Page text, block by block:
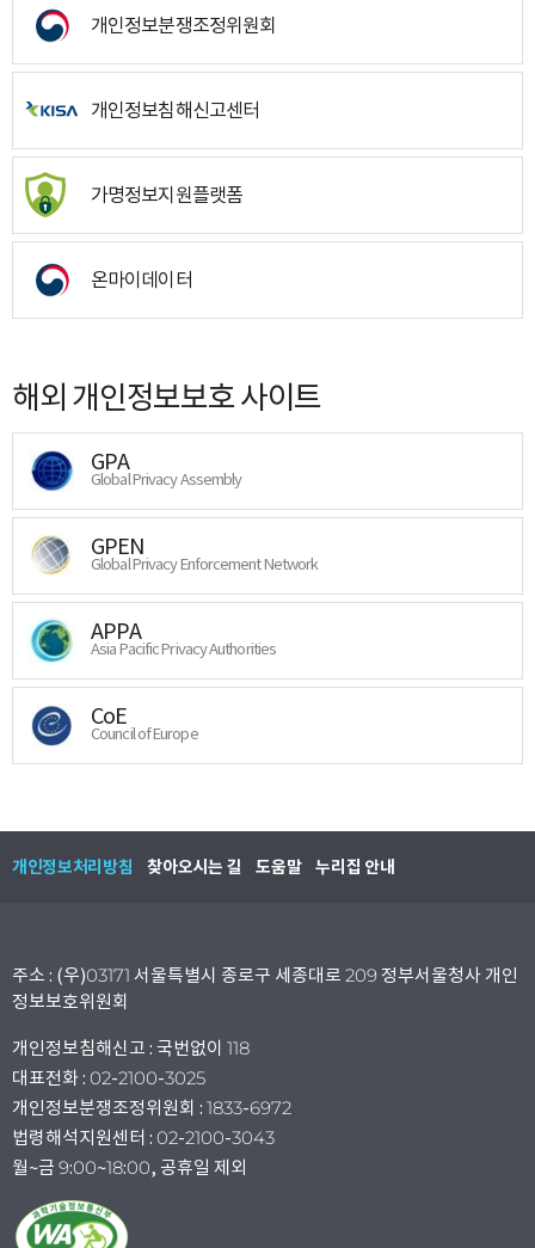
개인정보분쟁조정위원회
개인정보침해신고센터
가명정보지원플랫폼
온마이데이터
해외 개인정보보호 사이트
GPA
Global Privacy Assembly
GPEN
Global Privacy Enforcement Network
APPA
Asia Pacific Privacy Authorities
CoE
Council of Europe
개인정보처리방침 찾아오시는 길 도움말 누리집 안내
주소 : (우)03171 서울특별시 종로구 세종대로 209 정부서울청사 개인
정보보호위원회
개인정보침해신고 : 국번없이 118
대표전화 : 02-2100-3025
개인정보분쟁조정위원회 : 1833-6972
법령해석지원센터 : 02-2100-3043
월~금 9:00~18:00, 공휴일 제외